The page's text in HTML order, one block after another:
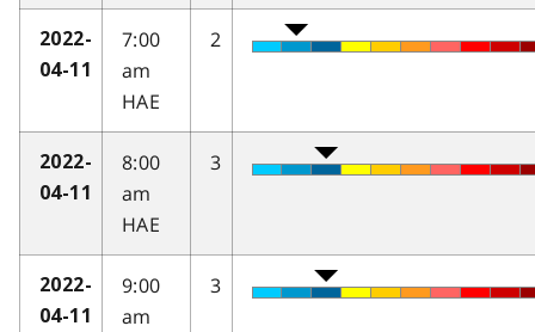
2022-
04-11
7:00
am
HAE
2
2022-
04-11
8:00
am
HAE
3
2022-
04-11
9:00
am
3